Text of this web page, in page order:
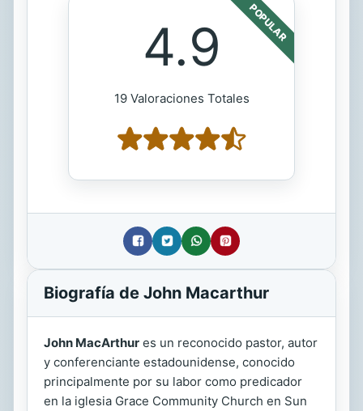
POPULAR
4.9
19 Valoraciones Totales
Biografía de John Macarthur
John MacArthur es un reconocido pastor, autor
y conferenciante estadounidense, conocido
principalmente por su labor como predicador
en la iglesia Grace Community Church en Sun